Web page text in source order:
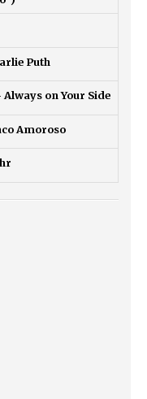
Puth
on Your Side
Amoroso